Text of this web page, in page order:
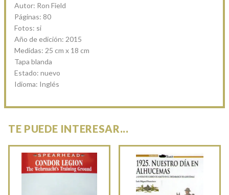
Autor: Ron Field
Páginas: 80
Fotos: si
Año de edición: 2015
Medidas: 25 cm x 18 cm
Tapa blanda
Estado: nuevo
Idioma: Inglés
TE PUEDE INTERESAR...